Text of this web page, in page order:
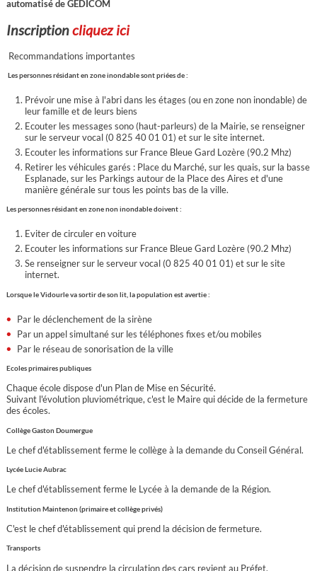
automatisé de GEDICOM
Inscriptioncliquez ici
Recommandations importantes
Les personnes résidant en zone inondable sont priées de :
Prévoir une mise à l'abri dans les étages (ou en zone non inondable) de
leur famille et de leurs biens
Ecouter les messages sono (haut-parleurs) de la Mairie, se renseigner
sur le serveur vocal (0 825 40 01 01) et sur le site internet.
Ecouter les informations sur France Bleue Gard Lozère (90.2 Mhz)
Retirer les véhicules garés : Place du Marché, sur les quais, sur la basse
Esplanade, sur les Parkings autour de la Place des Aires et d'une
manière générale sur tous les points bas de la ville.
Les personnes résidant en zone non inondable doivent :
Eviter de circuler en voiture
Ecouter les informations sur France Bleue Gard Lozère (90.2 Mhz)
Se renseigner sur le serveur vocal (0 825 40 01 01) et sur le site
internet.
Lorsque le Vidourle va sortir de son lit, la population est avertie :
Par le déclenchement de la sirène
Par un appel simultané sur les téléphones fixes et/ou mobiles
Par le réseau de sonorisation de la ville
Ecoles primaires publiques
Chaque école dispose d'un Plan de Mise en Sécurité.
Suivant l'évolution pluviométrique, c'est le Maire qui décide de la fermeture
des écoles.
Collège Gaston Doumergue
Le chef d'établissement ferme le collège à la demande du Conseil Général.
Lycée Lucie Aubrac
Le chef d'établissement ferme le Lycée à la demande de la Région.
Institution Maintenon (primaire et collège privés)
C'est le chef d'établissement qui prend la décision de fermeture.
Transports
La décision de suspendre la circulation des cars revient au Préfet.